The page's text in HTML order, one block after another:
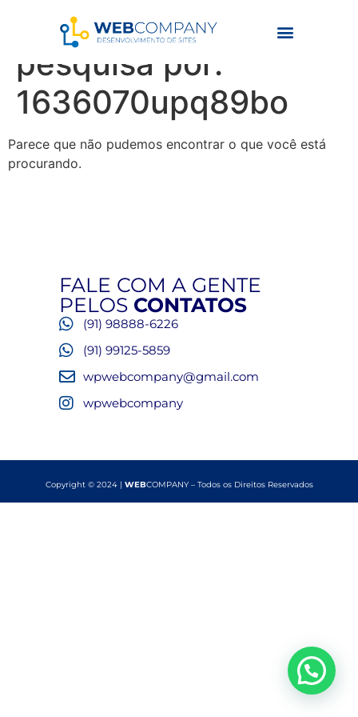
Resultados da
pesquisa por:
1636070upq89bo
Parece que não pudemos encontrar o que você está
procurando.
FALE COM A GENTE
PELOS CONTATOS
(91) 98888-6226
(91) 99125-5859
wpwebcompany@gmail.com
wpwebcompany
Copyright © 2024 | WEBCOMPANY – Todos os Direitos Reservados